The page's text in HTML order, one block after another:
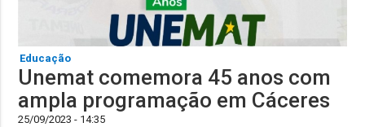
Educação
Unemat comemora 45 anos com
ampla programação em Cáceres
25/09/2023 - 14:35